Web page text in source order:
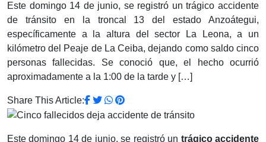
Este domingo 14 de junio, se registró un trágico accidente
de tránsito en la troncal 13 del estado Anzoátegui,
específicamente a la altura del sector La Leona, a un
kilómetro del Peaje de La Ceiba, dejando como saldo cinco
personas fallecidas. Se conoció que, el hecho ocurrió
aproximadamente a la 1:00 de la tarde y […]
Share This Article:
Este domingo 14 de junio, se registró un trágico accidente